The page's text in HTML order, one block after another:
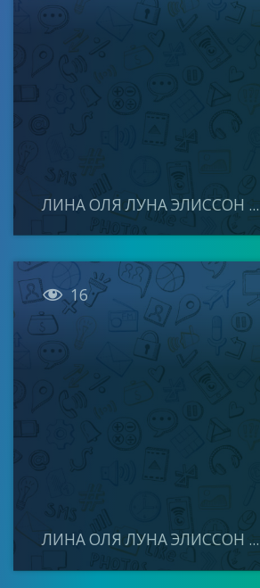
ЛИНА ОЛЯ ЛУНА ЭЛИССОН ...
 16
ЛИНА ОЛЯ ЛУНА ЭЛИССОН ...